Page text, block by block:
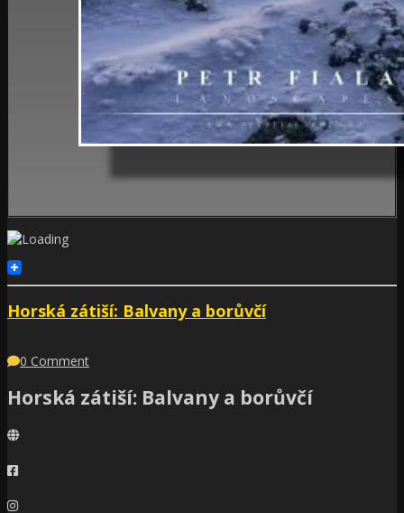
Horská zátiší: Balvany a borůvčí
0 Comment
Horská zátiší: Balvany a borůvčí